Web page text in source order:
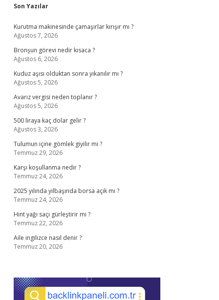
Sidebar
Son Yazılar
Kurutma makinesinde çamaşırlar kırışır mı ?
Ağustos 7, 2026
Bronşun görevi nedir kısaca ?
Ağustos 6, 2026
Kuduz aşısı olduktan sonra yıkanılır mı ?
Ağustos 5, 2026
Avarız vergisi neden toplanır ?
Ağustos 5, 2026
500 liraya kaç dolar gelir ?
Ağustos 3, 2026
Tulumun içine gömlek giyilir mi ?
Temmuz 29, 2026
Karşı koşullanma nedir ?
Temmuz 24, 2026
2025 yılında yılbaşında borsa açık mı ?
Temmuz 24, 2026
Hint yağı saçı gürleştirir mi ?
Temmuz 22, 2026
Aile ingilizce nasıl denir ?
Temmuz 20, 2026